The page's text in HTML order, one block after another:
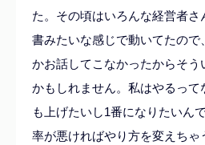
た。その頃はいろんな経営者
書みたいな感じで動いてたので
かお話してこなかったからそ
かもしれません。私はやるっ
も上げたいし1番になりたいん
率が悪ければやり方を変えちゃ